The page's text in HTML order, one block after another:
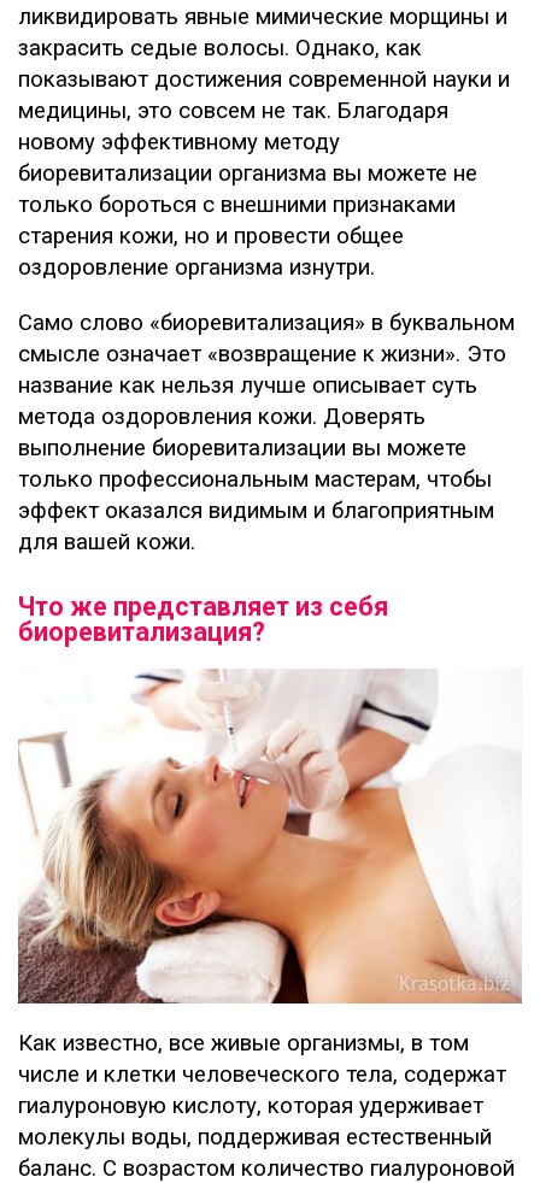
ликвидировать явные мимические морщины и
закрасить седые волосы. Однако, как
показывают достижения современной науки и
медицины, это совсем не так. Благодаря
новому эффективному методу
биоревитализации организма вы можете не
только бороться с внешними признаками
старения кожи, но и провести общее
оздоровление организма изнутри.
Само слово «биоревитализация» в буквальном
смысле означает «возвращение к жизни». Это
название как нельзя лучше описывает суть
метода оздоровления кожи. Доверять
выполнение биоревитализации вы можете
только профессиональным мастерам, чтобы
эффект оказался видимым и благоприятным
для вашей кожи.
Что же представляет из себя
биоревитализация?
Как известно, все живые организмы, в том
числе и клетки человеческого тела, содержат
гиалуроновую кислоту, которая удерживает
молекулы воды, поддерживая естественный
баланс. С возрастом количество гиалуроновой